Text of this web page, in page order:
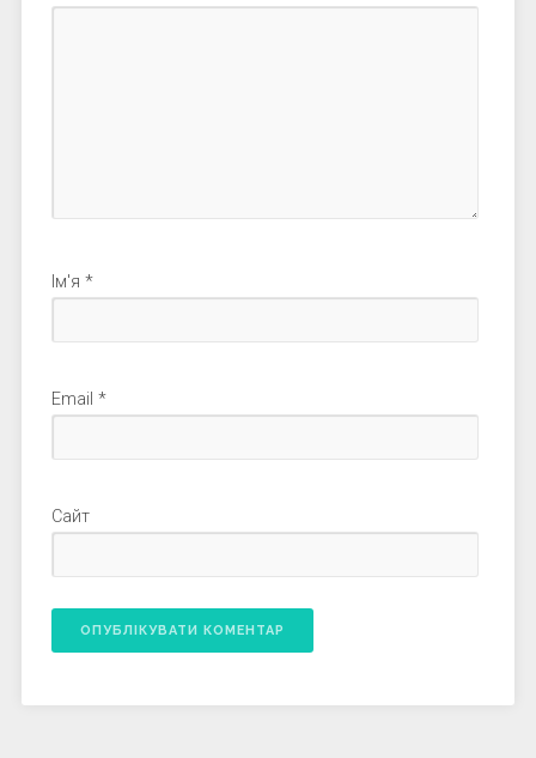
Ім'я *
Email *
Сайт